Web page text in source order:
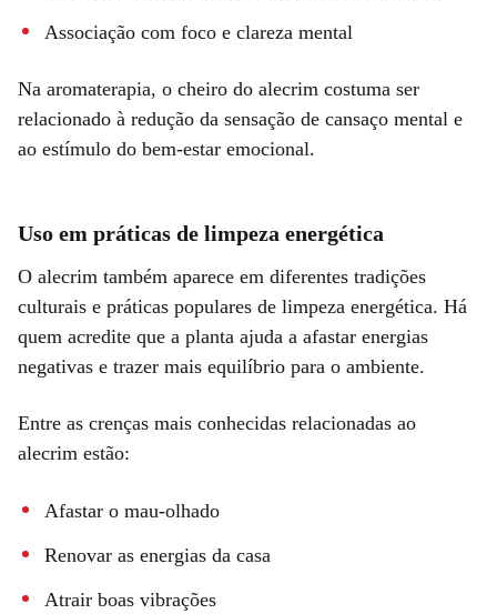
Associação com foco e clareza mental
Na aromaterapia, o cheiro do alecrim costuma ser
relacionado à redução da sensação de cansaço mental e
ao estímulo do bem-estar emocional.
Uso em práticas de limpeza energética
O alecrim também aparece em diferentes tradições
culturais e práticas populares de limpeza energética. Há
quem acredite que a planta ajuda a afastar energias
negativas e trazer mais equilíbrio para o ambiente.
Entre as crenças mais conhecidas relacionadas ao
alecrim estão:
Afastar o mau-olhado
Renovar as energias da casa
Atrair boas vibrações